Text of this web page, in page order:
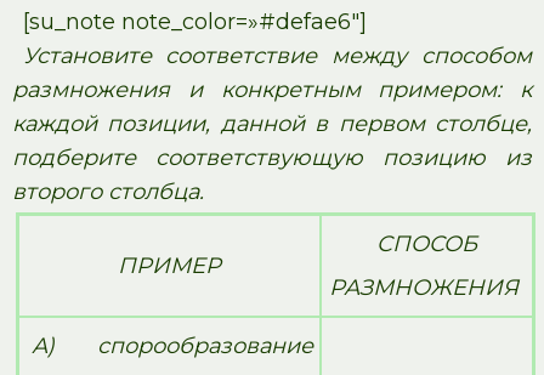
[su_note note_color=»#defae6″]
Установите соответствие между способом
размножения и конкретным примером: к
каждой позиции, данной в первом столбце,
подберите соответствующую позицию из
второго столбца.
ПРИМЕР
СПОСОБ
РАЗМНОЖЕНИЯ
А) спорообразование